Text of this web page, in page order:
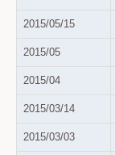
2015/05/15
2015/05
2015/04
2015/03/14
2015/03/03